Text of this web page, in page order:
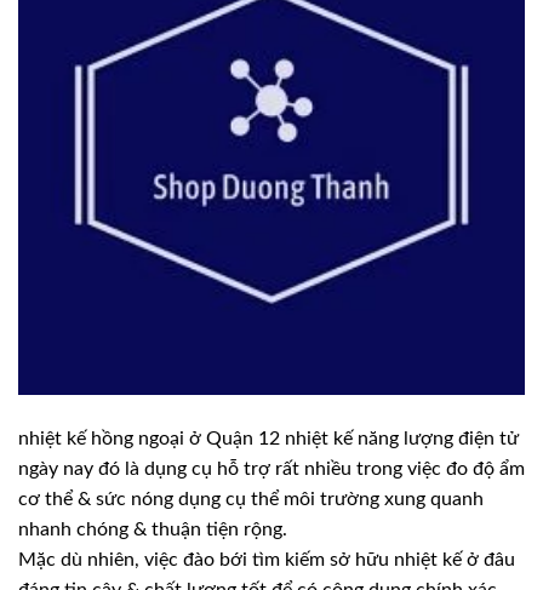
nhiệt kế hồng ngoại ở Quận 12 nhiệt kế năng lượng điện tử
ngày nay đó là dụng cụ hỗ trợ rất nhiều trong việc đo độ ẩm
cơ thể & sức nóng dụng cụ thể môi trường xung quanh
nhanh chóng & thuận tiện rộng.
Mặc dù nhiên, việc đào bới tìm kiếm sở hữu nhiệt kế ở đâu